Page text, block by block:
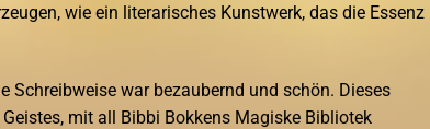
wie ein literarisches Kunstwerk, das die Essenz
Schreibweise war bezaubernd und schön. Dieses
mit all Bibbi Bokkens Magiske Bibliotek